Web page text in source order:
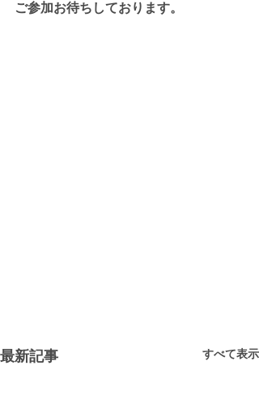
ご参加お待ちしております。
最新記事 すべて表示